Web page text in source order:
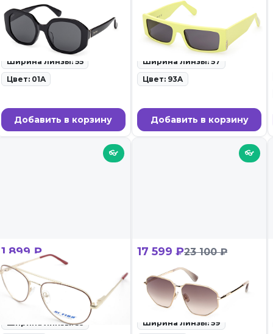
Max Mara MM 0153-K 01A
ID: 110845 • Солнцезащитные
очки • 27.02.26
Ширина линзы: 55
Цвет: 01A
Добавить в корзину
GCDS GD 0009 93A
ID: 110422 • Солнцезащитные
очки • 27.02.26
Ширина линзы: 57
Цвет: 93A
Добавить в корзину
👓
1 899 ₽
ACTION 1108 C3
ID: 104694 • Оправы для очков
• 27.02.26
Ширина линзы: 53
👓
17 599 ₽23 100 ₽
Max Mara MM 0143 32F
ID: 103194 • Солнцезащитные
очки • 27.02.26
Ширина линзы: 59